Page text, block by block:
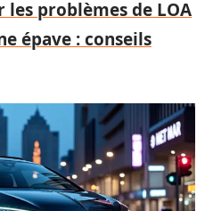
les problèmes de LOA
épave : conseils